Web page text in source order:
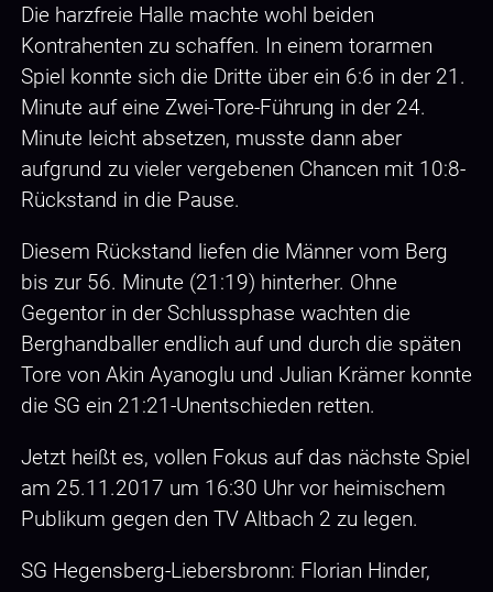
Die harzfreie Halle machte wohl beiden
Kontrahenten zu schaffen. In einem torarmen
Spiel konnte sich die Dritte über ein 6:6 in der 21.
Minute auf eine Zwei-Tore-Führung in der 24.
Minute leicht absetzen, musste dann aber
aufgrund zu vieler vergebenen Chancen mit 10:8-
Rückstand in die Pause.
Diesem Rückstand liefen die Männer vom Berg
bis zur 56. Minute (21:19) hinterher. Ohne
Gegentor in der Schlussphase wachten die
Berghandballer endlich auf und durch die späten
Tore von Akin Ayanoglu und Julian Krämer konnte
die SG ein 21:21-Unentschieden retten.
Jetzt heißt es, vollen Fokus auf das nächste Spiel
am 25.11.2017 um 16:30 Uhr vor heimischem
Publikum gegen den TV Altbach 2 zu legen.
SG Hegensberg-Liebersbronn: Florian Hinder,